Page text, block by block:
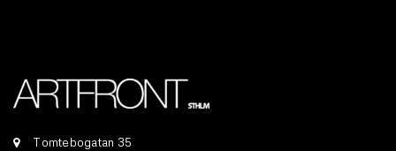
Tomtebogatan 35